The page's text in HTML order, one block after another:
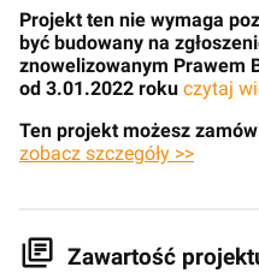
Projekt ten nie wymaga
być budowany na
znowelizowanym Prawem
od 3.01.2022 roku czytaj
Ten projekt możesz
zobacz szczegóły >>
Zawartość